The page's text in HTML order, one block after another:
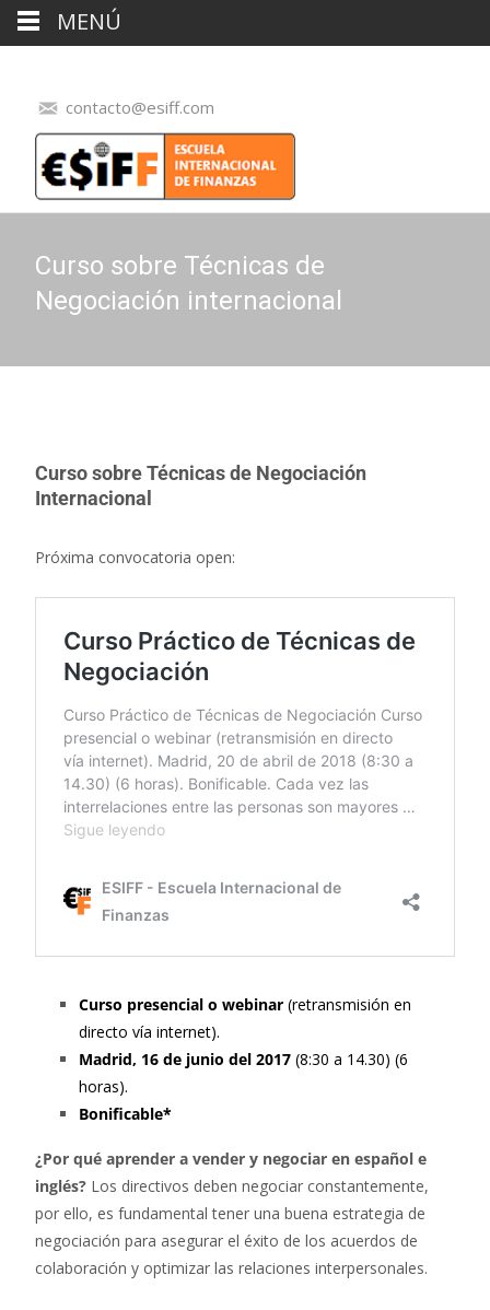
contacto@esiff.com
Curso sobre Técnicas de
Negociación internacional
Curso sobre Técnicas de Negociación
Internacional
Próxima convocatoria open:
Curso presencial o webinar (retransmisión en
directo vía internet).
Madrid, 16 de junio del 2017 (8:30 a 14.30) (6
horas).
Bonificable*
¿Por qué aprender a vender y negociar en español e
inglés? Los directivos deben negociar constantemente,
por ello, es fundamental tener una buena estrategia de
negociación para asegurar el éxito de los acuerdos de
colaboración y optimizar las relaciones interpersonales.
MENÚ